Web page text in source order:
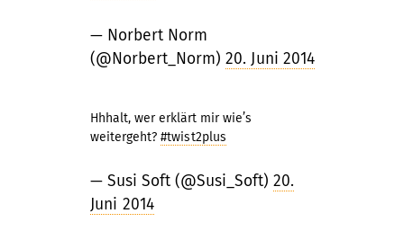
— Norbert Norm
(@Norbert_Norm) 20. Juni 2014
Hhhalt, wer erklärt mir wie’s
weitergeht? #twist2plus
— Susi Soft (@Susi_Soft) 20.
Juni 2014